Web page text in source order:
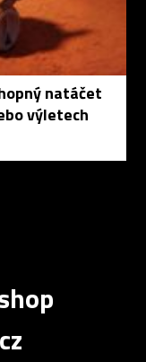
natáčet
výletech